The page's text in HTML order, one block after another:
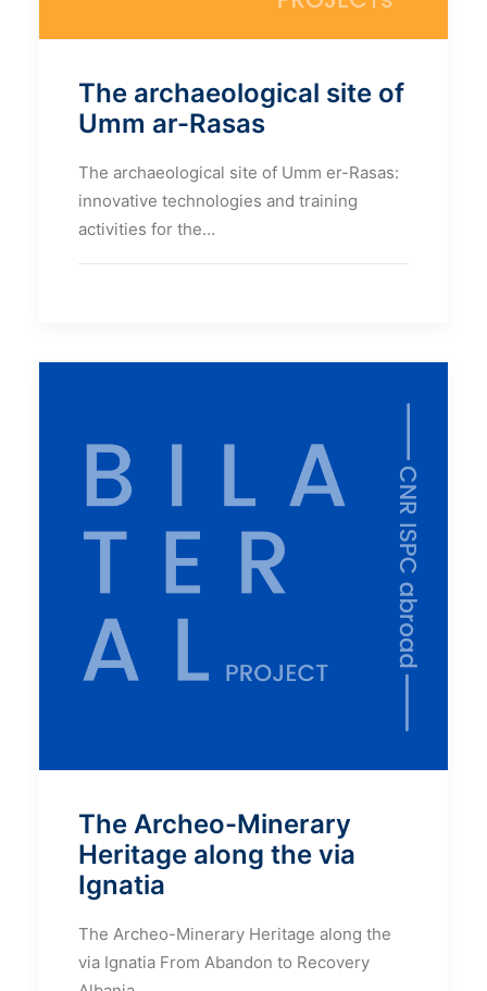
The archaeological site of
Umm ar-Rasas
The archaeological site of Umm er-Rasas:
innovative technologies and training
activities for the…
The Archeo-Minerary
Heritage along the via
Ignatia
The Archeo-Minerary Heritage along the
via Ignatia From Abandon to Recovery